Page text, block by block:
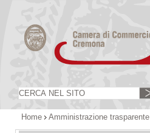
Home Amministrazione trasparente